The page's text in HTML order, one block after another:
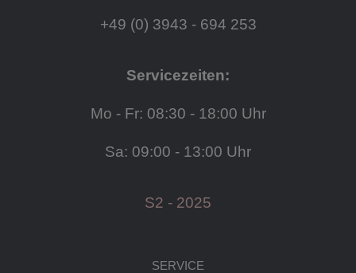
+49 (0) 3943 - 694 253
Servicezeiten:
Mo - Fr: 08:30 - 18:00 Uhr
Sa: 09:00 - 13:00 Uhr
S2 - 2025
SERVICE